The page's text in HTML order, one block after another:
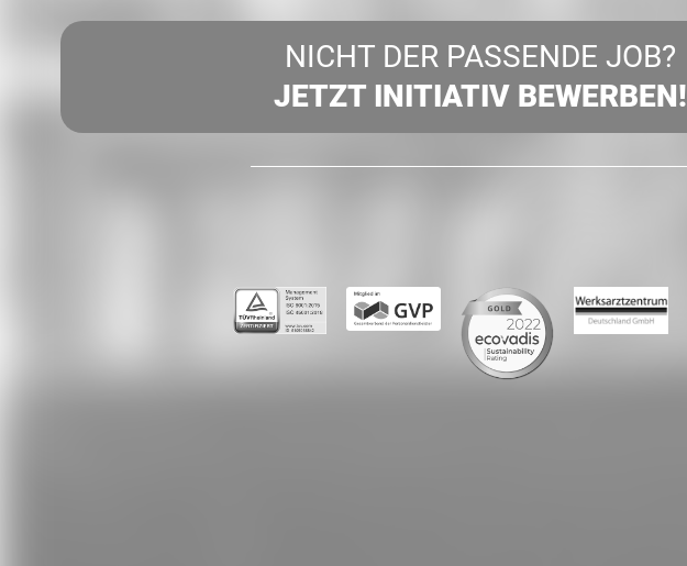
NICHT DER PASSENDE JOB?
JETZT INITIATIV BEWERBEN!